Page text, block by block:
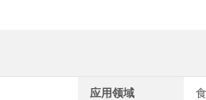
应用领域